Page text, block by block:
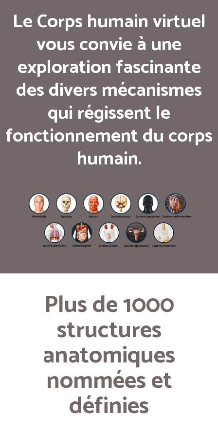
Le Corps humain virtuel
vous convie à une
exploration fascinante
des divers mécanismes
qui régissent le
fonctionnement du corps
humain.
Plus de 1000
structures
anatomiques
nommées et
définies